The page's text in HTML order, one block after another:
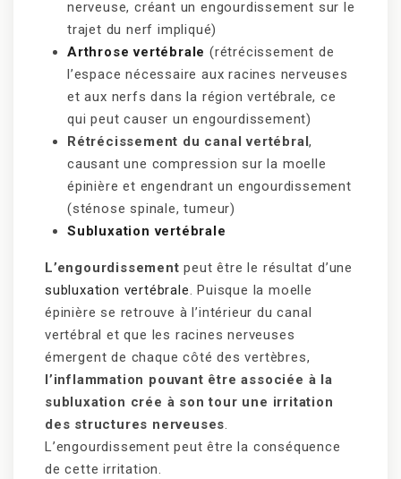
nerveuse, créant un engourdissement sur le
trajet du nerf impliqué)
Arthrose vertébrale (rétrécissement de
l’espace nécessaire aux racines nerveuses
et aux nerfs dans la région vertébrale, ce
qui peut causer un engourdissement)
Rétrécissement du canal vertébral,
causant une compression sur la moelle
épinière et engendrant un engourdissement
(sténose spinale, tumeur)
Subluxation vertébrale
L’engourdissement peut être le résultat d’une
subluxation vertébrale. Puisque la moelle
épinière se retrouve à l’intérieur du canal
vertébral et que les racines nerveuses
émergent de chaque côté des vertèbres,
l’inflammation pouvant être associée à la
subluxation crée à son tour une irritation
des structures nerveuses.
L’engourdissement peut être la conséquence
de cette irritation.